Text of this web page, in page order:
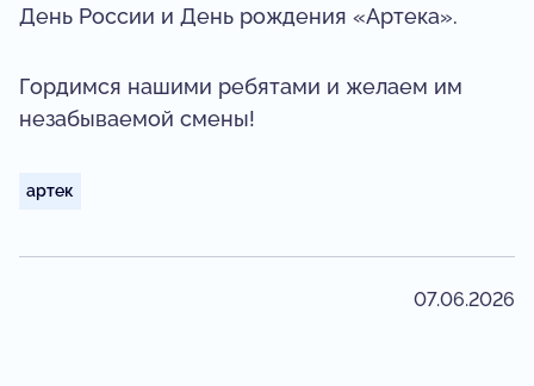
День России и День рождения «Артека».
Гордимся нашими ребятами и желаем им
незабываемой смены!
артек
07.06.2026